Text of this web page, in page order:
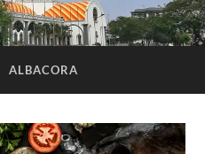
ALBACORA